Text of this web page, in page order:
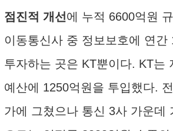
점진적 개선에 누적 6600억원
이동통신사 중 정보보호에 연간
투자하는 곳은 KT뿐이다. KT는
예산에 1250억원을 투입했다.
가에 그쳤으나 통신 3사 가운데